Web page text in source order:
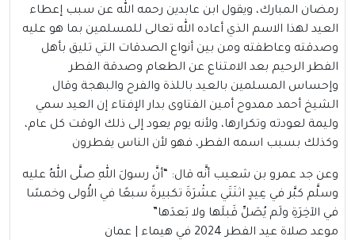
رمضان المبارك، ويقول ابن عابدين رحمه الله عن سبب إعطاء
العيد لهذا الاسم الذي أعاده الله تعالى للمسلمين بما هو عليه
وصدقته وعاطفته ومن بين أنواع الصدقات التي تليق بأهل
الفطر الرحيم بعد الامتناع عن الطعام وصدقة الفطر
وإحساس المسلمين بالعيد باللذة والفرح والبهجة وقال
الشيخ أحمد ممدوح أمين الفتاوى بدار الإفتاء إن العيد سمي
وليمة لعودته وتكرارها، ولأنه يوم يعود إلى ذلك الوقت كل عام،
وكذلك بسبب اسمه الفطر، فهو لأن الناس يفطرون
وعن جد عمرو بن شعيب أنَّه قال: “أنَّ رسولَ اللهِ صلَّى اللهُ عليه
وسلَّم كبَّر في عِيدٍ اثنَتَي عشْرَةَ تكبيرةً سبعًا في الأُولى وخمسًا
في الآخِرَةِ ولَم يُصَلِّ قَبلَها ولا بَعدَها”
موعد صلاة عيد الفطر 2024 في هيماء | عمان